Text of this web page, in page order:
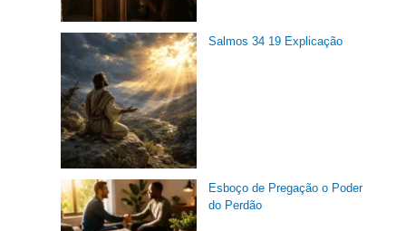
Salmos 34 19 Explicação
Esboço de Pregação o Poder
do Perdão